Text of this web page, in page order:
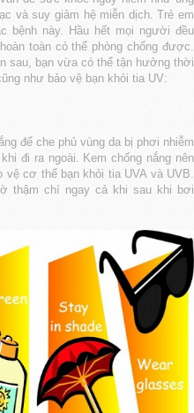
và suy giảm hệ miễn dịch. Trẻ em
bệnh này. Hầu hết mọi người đều
toàn có thể phòng chống được.
sau, bạn vừa có thể tận hưởng thời
như bảo vệ bạn khỏi tia UV:
để che phủ vùng da bị phơi nhiễm
đi ra ngoài. Kem chống nắng nên
cơ thể bạn khỏi tia UVA và UVB.
thậm chí ngay cả khi sau khi bơi